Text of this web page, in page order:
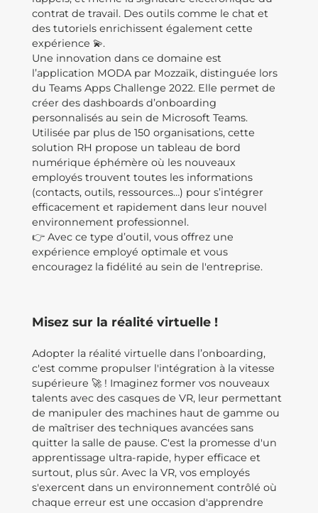
contrat de travail. Des outils comme le chat et
des tutoriels enrichissent également cette
expérience 💫.
Une innovation dans ce domaine est
l’application MODA par Mozzaïk, distinguée lors
du Teams Apps Challenge 2022. Elle permet de
créer des dashboards d’onboarding
personnalisés au sein de Microsoft Teams.
Utilisée par plus de 150 organisations, cette
solution RH propose un tableau de bord
numérique éphémère où les nouveaux
employés trouvent toutes les informations
(contacts, outils, ressources…) pour s’intégrer
efficacement et rapidement dans leur nouvel
environnement professionnel.
👉 Avec ce type d’outil, vous offrez une
expérience employé optimale et vous
encouragez la fidélité au sein de l'entreprise.
Misez sur la réalité virtuelle !
Adopter la réalité virtuelle dans l’onboarding,
c'est comme propulser l'intégration à la vitesse
supérieure 🚀 ! Imaginez former vos nouveaux
talents avec des casques de VR, leur permettant
de manipuler des machines haut de gamme ou
de maîtriser des techniques avancées sans
quitter la salle de pause. C'est la promesse d'un
apprentissage ultra-rapide, hyper efficace et
surtout, plus sûr. Avec la VR, vos employés
s'exercent dans un environnement contrôlé où
chaque erreur est une occasion d'apprendre